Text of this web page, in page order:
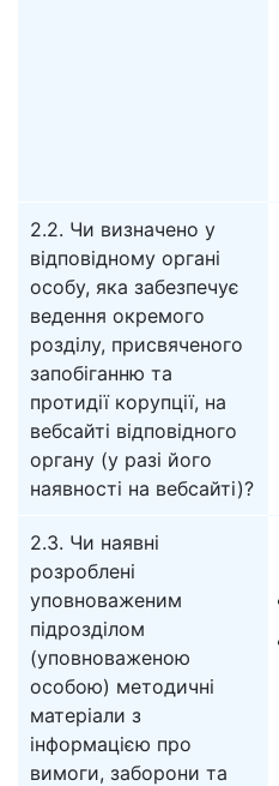
2.2. Чи визначено у
відповідному органі
особу, яка забезпечує
ведення окремого
розділу, присвяченого
запобіганню та
протидії корупції, на
вебсайті відповідного
органу (у разі його
наявності на вебсайті)?
2.3. Чи наявні
розроблені
уповноваженим
підрозділом
(уповноваженою
особою) методичні
матеріали з
інформацією про
вимоги, заборони та